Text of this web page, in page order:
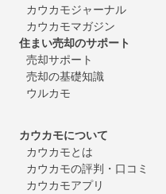
カウカモジャーナル
カウカモマガジン
住まい売却のサポート
売却サポート
売却の基礎知識
ウルカモ
カウカモについて
カウカモとは
カウカモの評判・口コミ
カウカモアプリ